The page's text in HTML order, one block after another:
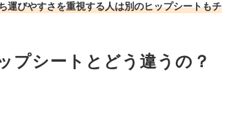
運びやすさを重視する人は別のヒップシートもチ
シートとどう違うの？